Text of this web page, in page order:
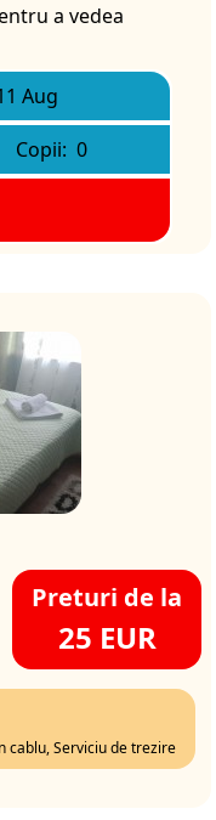
a vedea
Aug
Copii: 0
Preturi de la
25 EUR
cablu, Serviciu de trezire